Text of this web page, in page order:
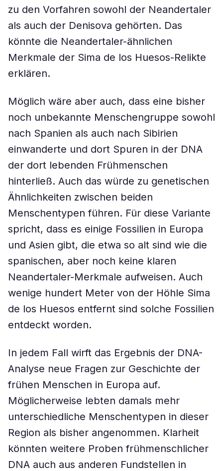
zu den Vorfahren sowohl der Neandertaler
als auch der Denisova gehörten. Das
könnte die Neandertaler-ähnlichen
Merkmale der Sima de los Huesos-Relikte
erklären.
Möglich wäre aber auch, dass eine bisher
noch unbekannte Menschengruppe sowohl
nach Spanien als auch nach Sibirien
einwanderte und dort Spuren in der DNA
der dort lebenden Frühmenschen
hinterließ. Auch das würde zu genetischen
Ähnlichkeiten zwischen beiden
Menschentypen führen. Für diese Variante
spricht, dass es einige Fossilien in Europa
und Asien gibt, die etwa so alt sind wie die
spanischen, aber noch keine klaren
Neandertaler-Merkmale aufweisen. Auch
wenige hundert Meter von der Höhle Sima
de los Huesos entfernt sind solche Fossilien
entdeckt worden.
In jedem Fall wirft das Ergebnis der DNA-
Analyse neue Fragen zur Geschichte der
frühen Menschen in Europa auf.
Möglicherweise lebten damals mehr
unterschiedliche Menschentypen in dieser
Region als bisher angenommen. Klarheit
könnten weitere Proben frühmenschlicher
DNA auch aus anderen Fundstellen in